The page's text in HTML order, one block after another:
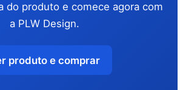
do produto e comece agora com
a PLW Design.
produto e comprar